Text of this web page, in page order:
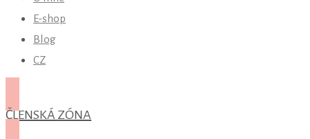
E-shop
Blog
CZ
ČLENSKÁ ZÓNA